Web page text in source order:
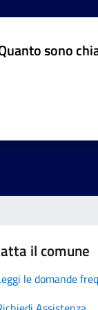
sono
il comune
le domande